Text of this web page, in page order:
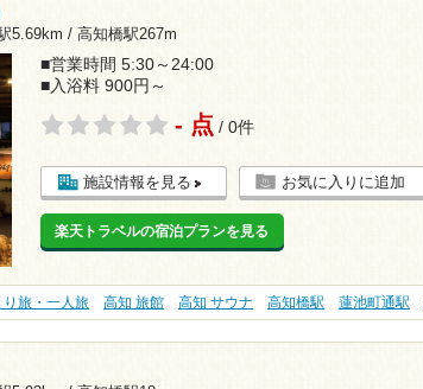
5.69km / 高知橋駅267m
■営業時間 5:30～24:00
■入浴料 900円～
- 点 / 0件
施設情報を見る お気に入りに追加
楽天トラベルの宿泊プランを見る
り旅・一人旅 高知 旅館 高知 サウナ 高知橋駅 蓮池町通駅